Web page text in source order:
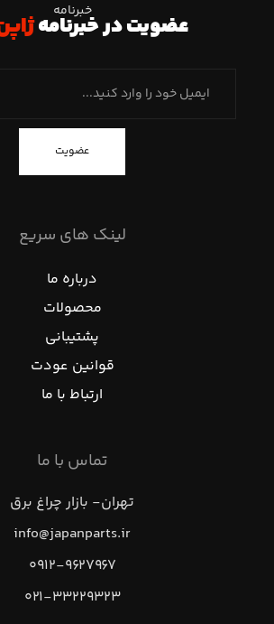
خبرنامه
عضویت در خبرنامه
عضویت
لینک های سریع
درباره ما
محصولات
پشتیبانی
قوانین عودت
ارتباط با ما
تماس با ما
تهران- بازار چراغ برق
info@japanparts.ir
۰۹۱۲-۹۶۲۷۹۶۷
۰۲۱-۳۳۲۲۹۳۲۳